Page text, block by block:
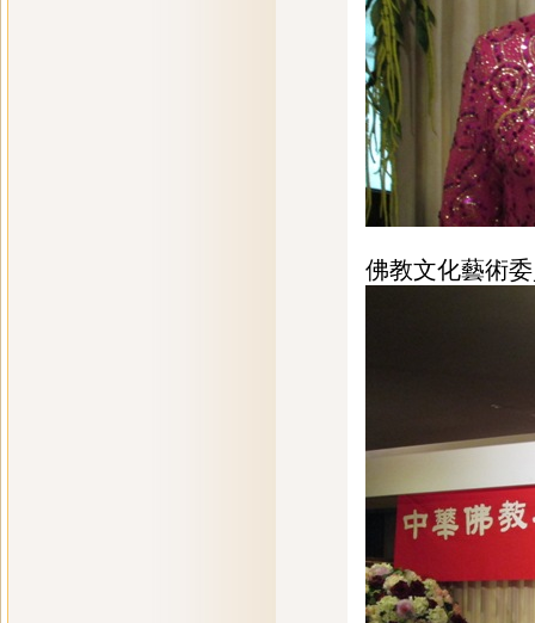
佛教文化藝術